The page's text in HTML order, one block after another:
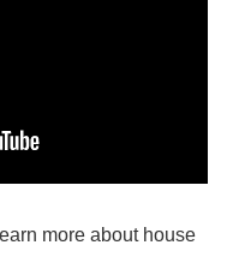
more about house